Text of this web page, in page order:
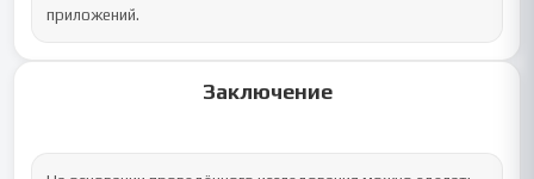
приложений.
Заключение